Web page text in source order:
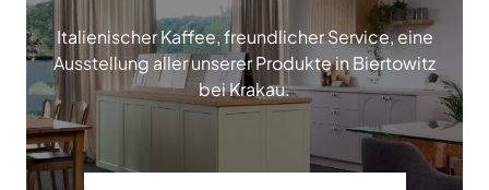
Italienischer Kaffee, freundlicher Service, eine
Ausstellung aller unserer Produkte in Biertowitz
bei Krakau.